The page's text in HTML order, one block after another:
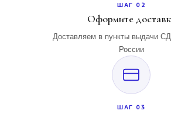
ШАГ 02
Оформите
Доставляем в пункты выдачи
России
ШАГ 03